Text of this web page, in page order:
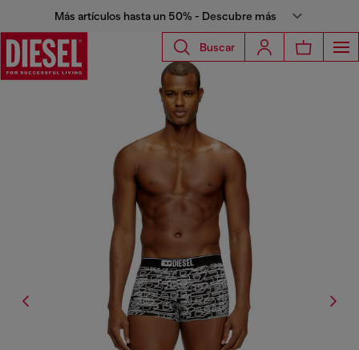
Más artículos hasta un 50% - Descubre más
Buscar